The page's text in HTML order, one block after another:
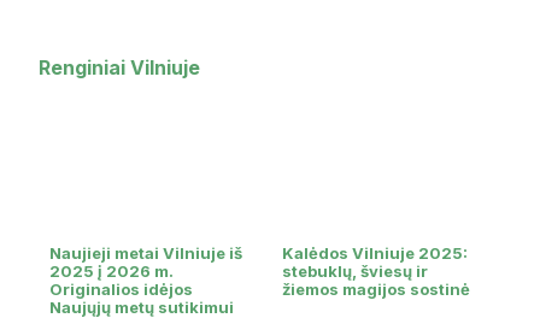
Renginiai Vilniuje
Naujieji metai Vilniuje iš
2025 į 2026 m.
Originalios idėjos
Naujųjų metų sutikimui
Kalėdos Vilniuje 2025:
stebuklų, šviesų ir
žiemos magijos sostinė